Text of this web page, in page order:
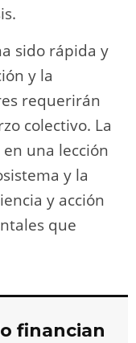
sido rápida y
y la
requerirán
colectivo. La
una lección
y la
y acción
que
financian